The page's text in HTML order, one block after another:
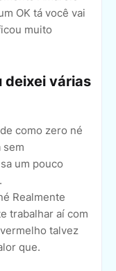
OK tá você vai
muito
deixei várias
como zero né
sem
um pouco
Realmente
trabalhar aí com
talvez
que.